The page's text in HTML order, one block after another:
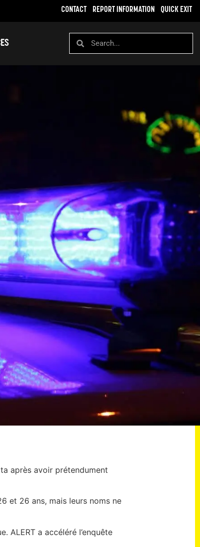
CONTACT REPORT INFORMATION QUICK EXIT
après avoir prétendument
et 26 ans, mais leurs noms ne
ALERT a accéléré l’enquête